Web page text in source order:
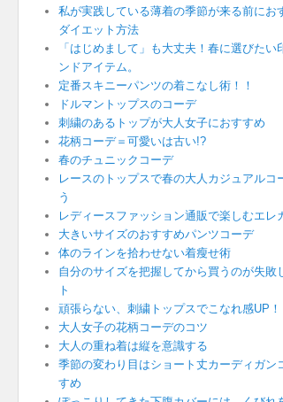
私が実践している薄着の季節が来る前にお
ダイエット方法
「はじめまして」も大丈夫！春に選びたい
ンドアイテム。
定番スキニーパンツの着こなし術！！
ドルマントップスのコーデ
刺繍のあるトップが大人女子におすすめ
花柄コーデ＝可愛いは古い!?
春のチュニックコーデ
レースのトップスで春の大人カジュアルコ
う
レディースファッション通販で楽しむエレ
大きいサイズのおすすめパンツコーデ
体のラインを拾わせない着瘦せ術
自分のサイズを把握してから買うのが失敗
ト
頑張らない、刺繍トップスでこなれ感UP！
大人女子の花柄コーデのコツ
大人の重ね着は縦を意識する
季節の変わり目はショート丈カーディガン
すめ